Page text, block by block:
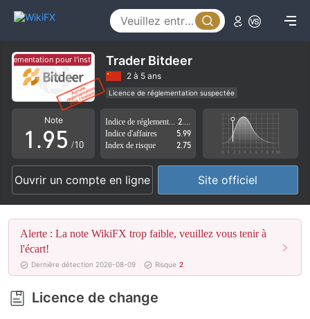
pour l'instant. Aucune réglementation pour l'instant.
Trader Bitdeer
2 à 5 ans
Licence de réglementation suspectée
Région d'affaires suspectée
Risque élevé potentiel
Note
0
1
2
3
4
5
6
7
.
5
6
7
8
9
2
3
4
5
6
7
8
/10
Indice d'affaires
5.99
Index de risque
2.75
Ouvrir un compte en ligne Site officiel
Alerte : La note WikiFX trop faible, veuillez vous tenir à
l'écart!
Dernière détection 2026-08-09 Risque 2
Licence de change